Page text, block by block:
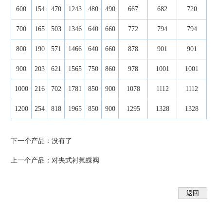
600 154 470 1243 480 490 667 682 720
700 165 503 1346 640 660 772 794 794
800 190 571 1466 640 660 878 901 901
900 203 621 1565 750 860 978 1001 1001
1000 216 702 1781 850 900 1078 1112 1112
1200 254 818 1965 850 900 1295 1328 1328
下一个产品：没有了
上一个产品： 对夹式衬氟蝶阀